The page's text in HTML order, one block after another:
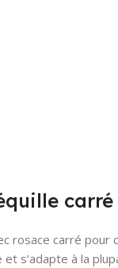
carré
rosace carré pour
et s’adapte à la